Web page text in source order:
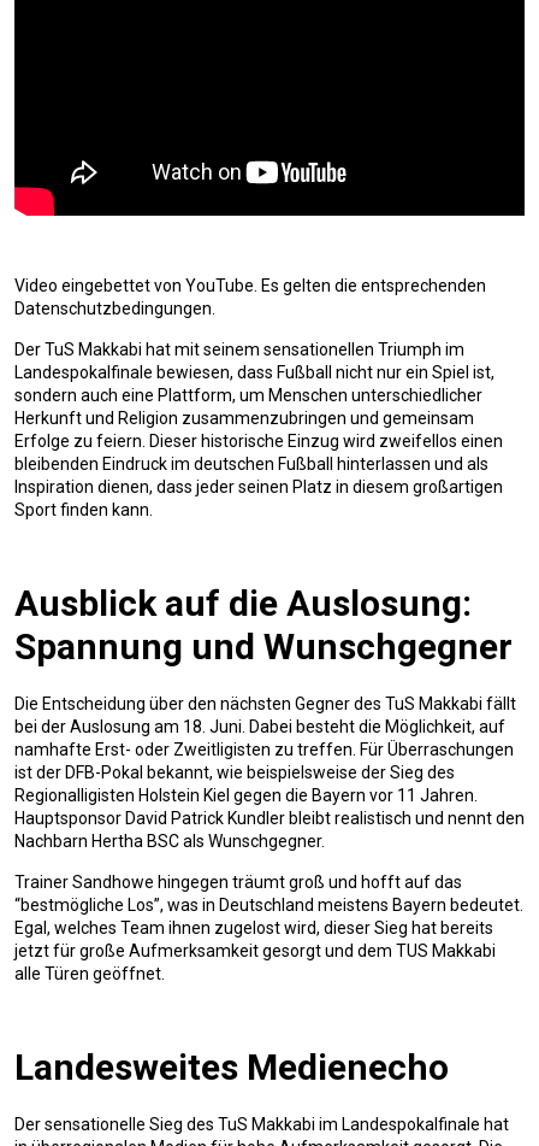
Video eingebettet von YouTube. Es gelten die entsprechenden
Datenschutzbedingungen.
Der TuS Makkabi hat mit seinem sensationellen Triumph im
Landespokalfinale bewiesen, dass Fußball nicht nur ein Spiel ist,
sondern auch eine Plattform, um Menschen unterschiedlicher
Herkunft und Religion zusammenzubringen und gemeinsam
Erfolge zu feiern. Dieser historische Einzug wird zweifellos einen
bleibenden Eindruck im deutschen Fußball hinterlassen und als
Inspiration dienen, dass jeder seinen Platz in diesem großartigen
Sport finden kann.
Ausblick auf die Auslosung:
Spannung und Wunschgegner
Die Entscheidung über den nächsten Gegner des TuS Makkabi fällt
bei der Auslosung am 18. Juni. Dabei besteht die Möglichkeit, auf
namhafte Erst- oder Zweitligisten zu treffen. Für Überraschungen
ist der DFB-Pokal bekannt, wie beispielsweise der Sieg des
Regionalligisten Holstein Kiel gegen die Bayern vor 11 Jahren.
Hauptsponsor David Patrick Kundler bleibt realistisch und nennt den
Nachbarn Hertha BSC als Wunschgegner.
Trainer Sandhowe hingegen träumt groß und hofft auf das
“bestmögliche Los”, was in Deutschland meistens Bayern bedeutet.
Egal, welches Team ihnen zugelost wird, dieser Sieg hat bereits
jetzt für große Aufmerksamkeit gesorgt und dem TUS Makkabi
alle Türen geöffnet.
Landesweites Medienecho
Der sensationelle Sieg des TuS Makkabi im Landespokalfinale hat